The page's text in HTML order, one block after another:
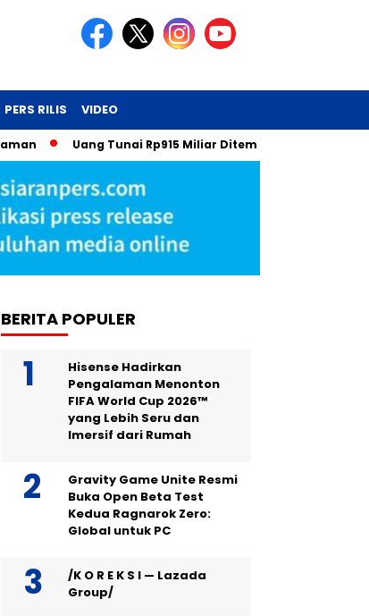
PERS RILIS VIDEO
Uang Tunai Rp915 Miliar Ditemukan: Kejutan dari Laci
BERITA POPULER
Hisense Hadirkan
Pengalaman Menonton
FIFA World Cup 2026™
yang Lebih Seru dan
Imersif dari Rumah
Gravity Game Unite Resmi
Buka Open Beta Test
Kedua Ragnarok Zero:
Global untuk PC
/K O R E K S I — Lazada
Group/